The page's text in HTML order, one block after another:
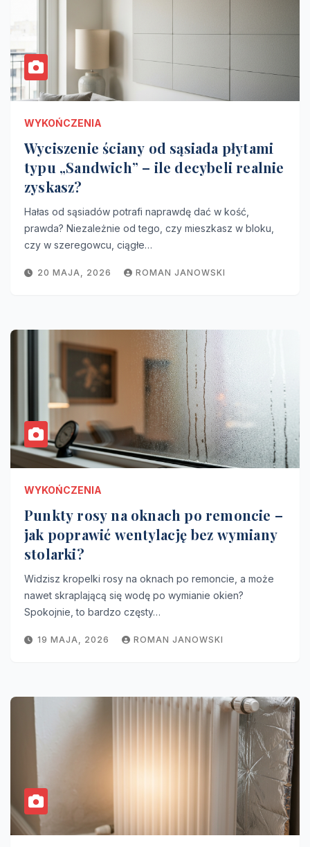
WYKOŃCZENIA
Wyciszenie ściany od sąsiada płytami
typu „Sandwich” – ile decybeli realnie
zyskasz?
Hałas od sąsiadów potrafi naprawdę dać w kość,
prawda? Niezależnie od tego, czy mieszkasz w bloku,
czy w szeregowcu, ciągłe…
20 MAJA, 2026 ROMAN JANOWSKI
WYKOŃCZENIA
Punkty rosy na oknach po remoncie –
jak poprawić wentylację bez wymiany
stolarki?
Widzisz kropelki rosy na oknach po remoncie, a może
nawet skraplającą się wodę po wymianie okien?
Spokojnie, to bardzo częsty…
19 MAJA, 2026 ROMAN JANOWSKI